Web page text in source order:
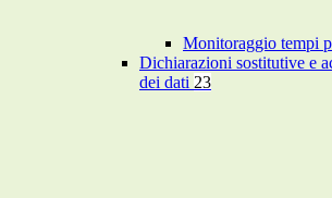
Monitoraggio tempi
Dichiarazioni sostitutive e
dei dati 23